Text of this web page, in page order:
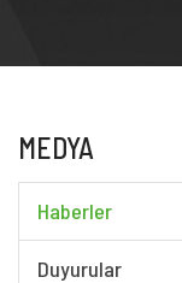
MEDYA
Haberler
Duyurular